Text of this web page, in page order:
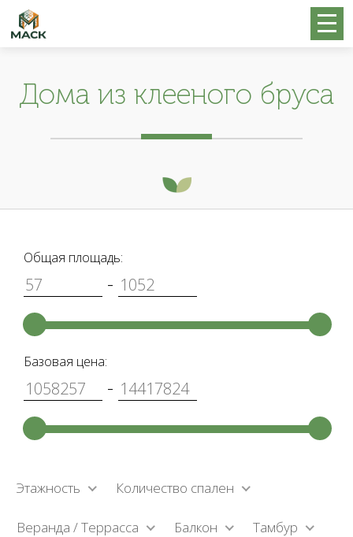
Дома из клееного бруса
Общая площадь:
-
Базовая цена:
-
Этажность Количество спален
Веранда / Террасса Балкон Тамбур